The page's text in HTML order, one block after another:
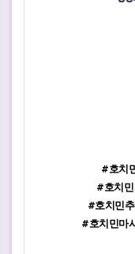
#호치
#호치민
#호치민
#호치민마